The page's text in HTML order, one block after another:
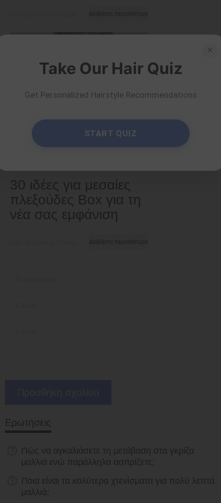
30 ιδέες για μεσαίες
πλεξούδες Box για τη
νέα σας εμφάνιση
Ερωτήσεις
Πώς να αγκαλιάσετε τη μετάβαση στα γκρίζα
μαλλιά ενώ παράλληλα ασπρίζετε;
Ποια είναι τα καλύτερα χτενίσματα για πολύ λεπτά
μαλλιά;
×
Take Our Hair Quiz
Get Personalized Hairstyle Recommendations
START QUIZ